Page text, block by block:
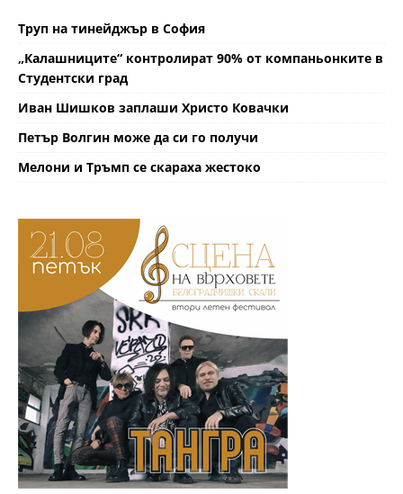
Труп на тинейджър в София
„Калашниците“ контролират 90% от компаньонките в
Студентски град
Иван Шишков заплаши Христо Ковачки
Петър Волгин може да си го получи
Мелони и Тръмп се скараха жестоко